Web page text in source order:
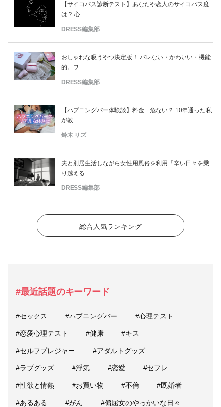
【サイコパス診断テスト】あなたや恋人のサイコパス度
は？ 心...
DRESS編集部
おしゃれな吸うやつ決定版！ バレない・かわいい・機能
的。ワ...
DRESS編集部
【ハプニングバー体験談】料金・危ない？ 10年通った私
が教...
鈴木 リズ
夫と別居生活しながら女性用風俗を利用「辛い日々を乗
り越える...
DRESS編集部
総合人気ランキング
#最近話題のキーワード
#セックス #ハプニングバー #心理テスト
#恋愛心理テスト #健康 #キス
#セルフプレジャー #アダルトグッズ
#ラブグッズ #浮気 #恋愛 #セフレ
#性欲と情熱 #お買い物 #不倫 #既婚者
#あるある #がん #偏屈女のやっかいな日々